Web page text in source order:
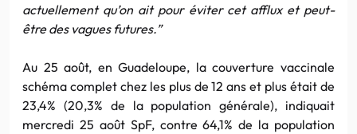
actuellement qu’on ait pour éviter cet afflux et peut-
être des vagues futures.”
Au 25 août, en Guadeloupe, la couverture vaccinale
schéma complet chez les plus de 12 ans et plus était de
23,4% (20,3% de la population générale), indiquait
mercredi 25 août SpF, contre 64,1% de la population